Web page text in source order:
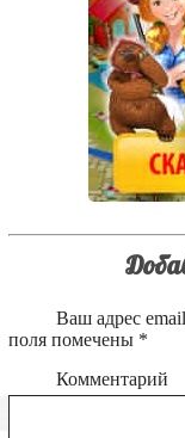
Ваш адрес
поля помечены *
Комментарий